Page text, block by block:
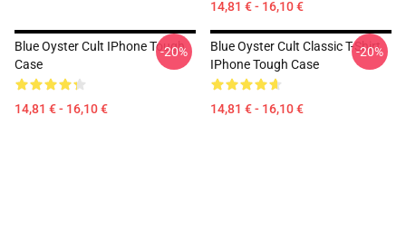
14,81 € - 16,10 €
Blue Oyster Cult IPhone Tough
Case
14,81 € - 16,10 €
-20%
Blue Oyster Cult Classic T-Shirt
IPhone Tough Case
14,81 € - 16,10 €
-20%